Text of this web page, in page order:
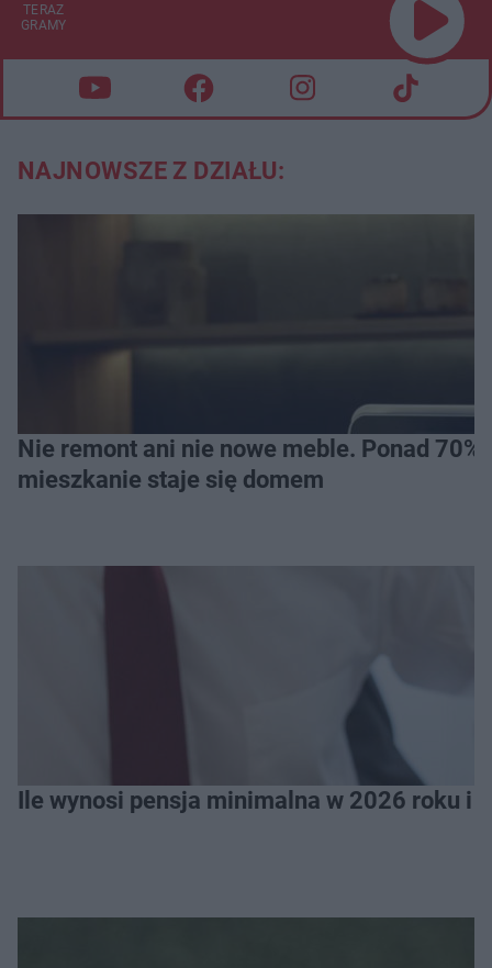
TERAZ
GRAMY
NAJNOWSZE Z DZIAŁU:
Nie remont ani nie nowe meble. Ponad
mieszkanie staje się domem
Ile wynosi pensja minimalna w 2026 roku i